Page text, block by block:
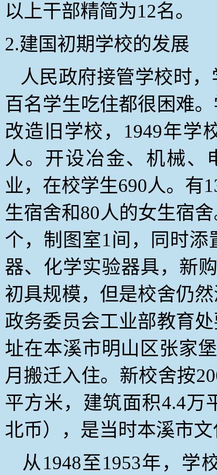
以上干部精简为12名。
2.建国初期学校的发展
人民政府接管学校时
百名学生吃住都很困难
改造旧学校，1949年学
人。开设冶金、机械、
业，在校学生690人。有
生宿舍和80人的女生宿
个，制图室1间，同时
器、化学实验器具，新
初具规模，但是校舍仍
政务委员会工业部教育
址在本溪市明山区张家
月搬迁入住。新校舍按
平方米，建筑面积4.4万
北币），是当时本溪市
从1948至1953年，学